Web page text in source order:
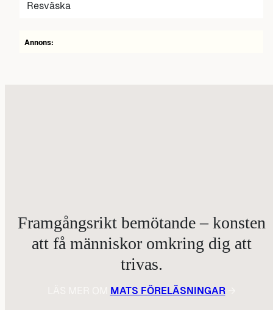
Resväska
Annons:
Framgångsrikt bemötande – konsten
att få människor omkring dig att
trivas.
MATS FÖRELÄSNINGAR→